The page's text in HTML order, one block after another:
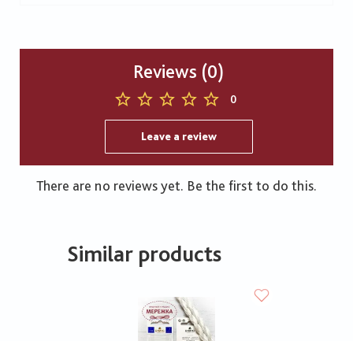
Reviews (0)
0
Leave a review
There are no reviews yet. Be the first to do this.
Similar products